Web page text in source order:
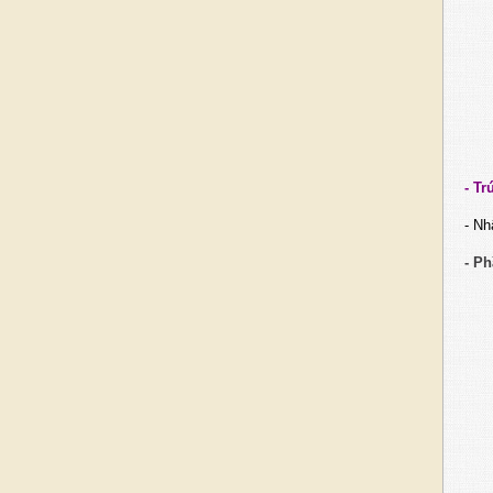
- T
-
-